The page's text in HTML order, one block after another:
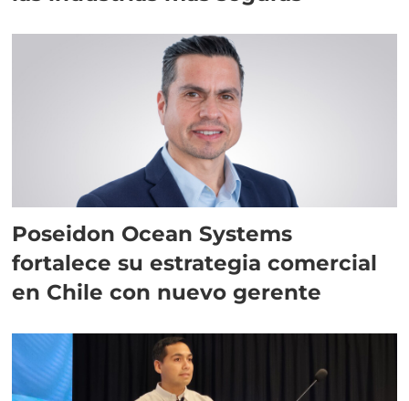
Poseidon Ocean Systems
fortalece su estrategia comercial
en Chile con nuevo gerente